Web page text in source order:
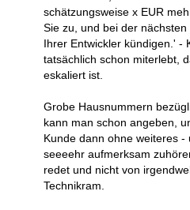
schätzungsweise x EUR
Sie zu, und bei der
Ihrer Entwickler kündigen.' -
tatsächlich schon miterlebt,
eskaliert ist.
Grobe Hausnummern
kann man schon angeben,
Kunde dann ohne weiteres -
seeeehr aufmerksam
redet und nicht von
Technikram.